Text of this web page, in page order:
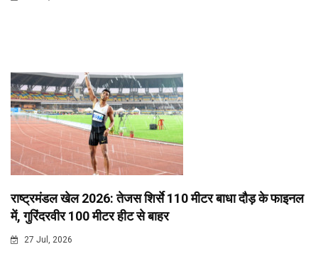
राष्ट्रमंडल खेल 2026: तेजस शिर्से 110 मीटर बाधा दौड़ के फाइनल
में, गुरिंदरवीर 100 मीटर हीट से बाहर
27 Jul, 2026